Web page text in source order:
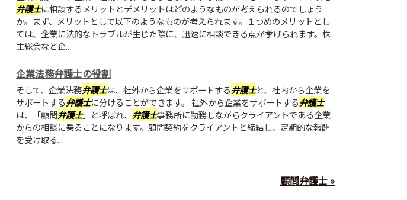
弁護士に相談するメリットとデメリットはどのようなものが考えられるのでしょう
か。まず、メリットとして以下のようなものが考えられます。１つめのメリットとし
ては、企業に法的なトラブルが生じた際に、迅速に相談できる点が挙げられます。株
主総会など企...
企業法務弁護士の役割
そして、企業法務弁護士は、社外から企業をサポートする弁護士と、社内から企業を
サポートする弁護士に分けることができます。 社外から企業をサポートする弁護士
は、「顧問弁護士」と呼ばれ、 弁護士事務所に勤務しながらクライアントである企業
からの相談に乗ることになります。顧問契約をクライアントと締結し、定期的な報酬
を受け取る...
顧問弁護士 »